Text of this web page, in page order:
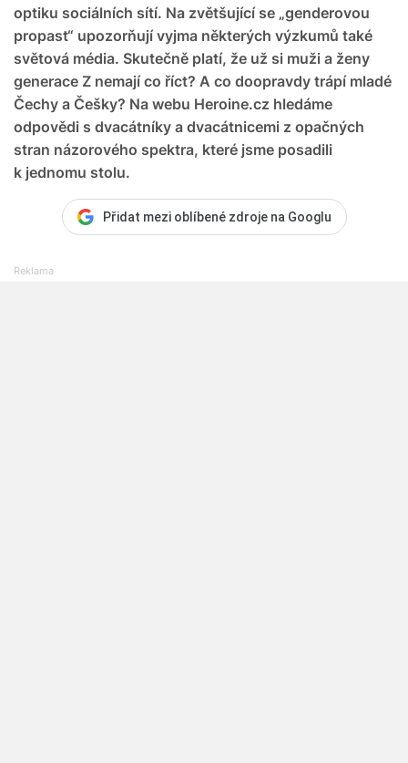
optiku sociálních sítí. Na zvětšující se „genderovou
propast“ upozorňují vyjma některých výzkumů také
světová média. Skutečně platí, že už si muži a ženy
generace Z nemají co říct? A co doopravdy trápí mladé
Čechy a Češky? Na webu Heroine.cz hledáme
odpovědi s dvacátníky a dvacátnicemi z opačných
stran názorového spektra, které jsme posadili
k jednomu stolu.
Přidat mezi oblíbené zdroje na Googlu